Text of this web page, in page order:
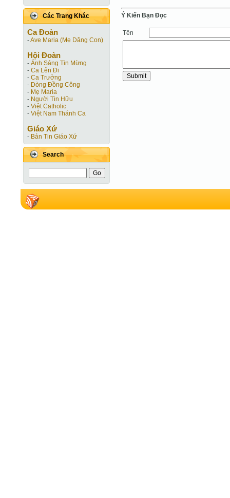
Các Trang Khác
Ca Ðoàn
-Ave Maria (Mẹ Dâng Con)
Hội Ðoàn
- Ánh Sáng Tin Mừng
- Ca Lên Đi
- Ca Trưởng
- Dòng Đồng Công
- Mẹ Maria
- Người Tin Hữu
- Việt Catholic
- Việt Nam Thánh Ca
Giáo Xứ
- Bản Tin Giáo Xứ
Search
Ý Kiến Bạn Ðọc
Tên